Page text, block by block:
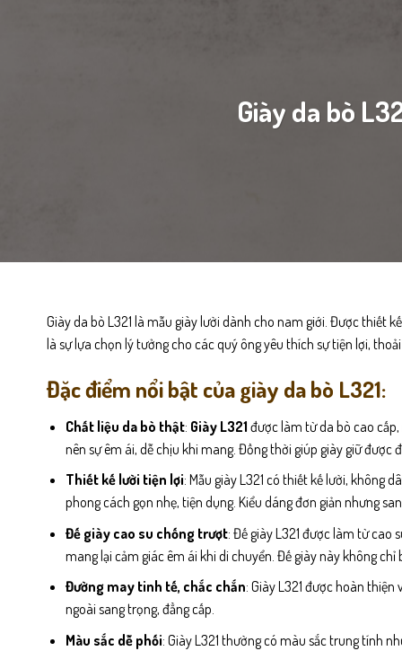
Giày da bò
Giày da bò L321 là mẫu giày lười dành cho nam giới. Được thiết
là sự lựa chọn lý tưởng cho các quý ông yêu thích sự tiện lợi,
Đặc điểm nổi bật của giày da bò L321:
Chất liệu da bò thật: Giày L321 được làm từ da bò cao
nên sự êm ái, dễ chịu khi mang. Đồng thời giúp giày giữ được
Thiết kế lười tiện lợi: Mẫu giày L321 có thiết kế lười, không
phong cách gọn nhẹ, tiện dụng. Kiểu dáng đơn giản nhưng
Đế giày cao su chống trượt: Đế giày L321 được làm từ
mang lại cảm giác êm ái khi di chuyển. Đế giày này không
Đường may tinh tế, chắc chắn: Giày L321 được hoàn
ngoài sang trọng, đẳng cấp.
Màu sắc dễ phối: Giày L321 thường có màu sắc trung tính